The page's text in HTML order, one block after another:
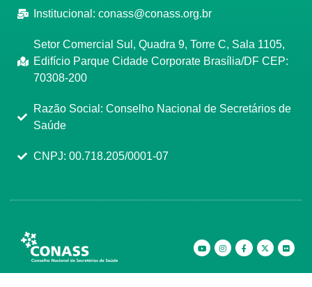
Institucional: conass@conass.org.br
Setor Comercial Sul, Quadra 9, Torre C, Sala 1105,
Edifício Parque Cidade Corporate Brasília/DF CEP:
70308-200
Razão Social: Conselho Nacional de Secretários de
Saúde
CNPJ: 00.718.205/0001-07